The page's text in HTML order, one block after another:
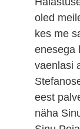
oled
kes me
enesega
vaenlasi
eest
näha